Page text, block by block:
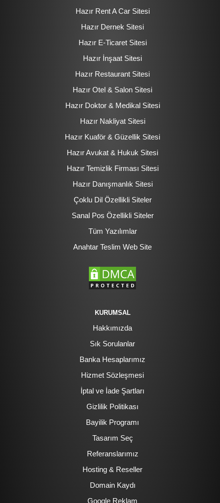
Hazır Rent A Car Sitesi
Hazır Dernek Sitesi
Hazır E-Ticaret Sitesi
Hazır İnşaat Sitesi
Hazır Restaurant Sitesi
Hazır Otel & Salon Sitesi
Hazır Doktor & Medikal Sitesi
Hazır Nakliyat Sitesi
Hazır Kuaför & Güzellik Sitesi
Hazır Avukat & Hukuk Sitesi
Hazır Temizlik Firması Sitesi
Hazır Danışmanlık Sitesi
Çoklu Dil Özellikli Siteler
Sanal Pos Özellikli Siteler
Tüm Yazılımlar
Anahtar Teslim Web Site
KURUMSAL
Hakkımızda
Sık Sorulanlar
Banka Hesaplarımız
Hizmet Sözleşmesi
İptal ve İade Şartları
Gizlilik Politikası
Bayilik Programı
Tasarım Seç
Referanslarımız
Hosting & Reseller
Domain Kaydı
Google Reklam